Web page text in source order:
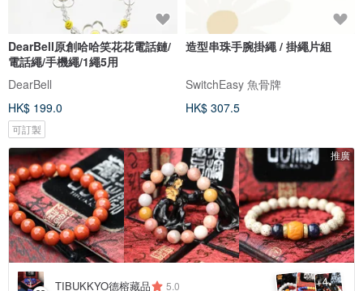
DearBell原創哈哈笑花花電話鏈/
電話繩/手機繩/1繩5用
DearBell
HK$ 199.0
可訂製
造型串珠手腕掛繩 / 掛繩片組
SwitchEasy 魚骨牌
HK$ 307.5
推廣
TIBUKKYO德榕藏品 5.0 +4